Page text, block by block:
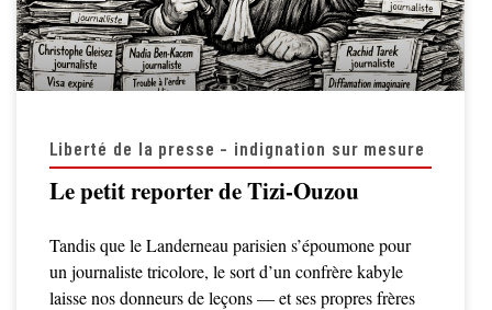
Liberté de la presse - indignation sur mesure
Le petit reporter de Tizi-Ouzou
Tandis que le Landerneau parisien s’époumone pour
un journaliste tricolore, le sort d’un confrère kabyle
laisse nos donneurs de leçons — et ses propres frères